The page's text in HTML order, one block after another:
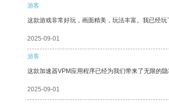
游客
这款游戏非常好玩，画面精美，玩法丰富。我已经玩
2025-09-01
游客
这款加速器VPM应用程序已经为我们带来了无限的隐
2025-09-01